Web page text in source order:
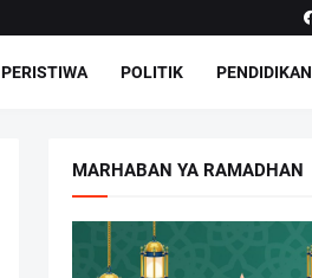
PERISTIWA POLITIK PENDIDIKAN
MARHABAN YA RAMADHAN